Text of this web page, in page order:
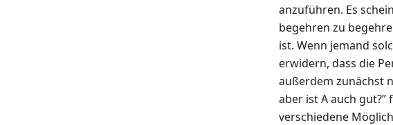
anzuführen. Es
begehren zu
ist. Wenn jemand
erwidern, dass die
außerdem zunächst
aber ist A auch
verschiedene